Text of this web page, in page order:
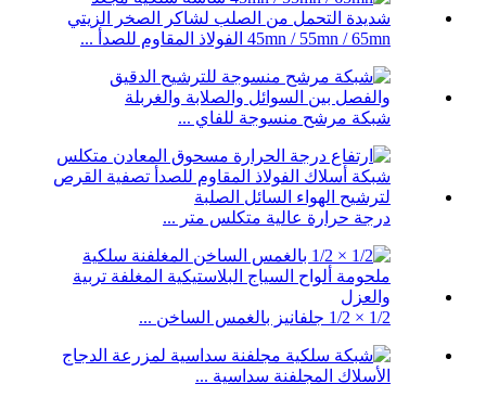
45mn / 55mn / 65mn الفولاذ المقاوم للصدأ ...
شبكة مرشح منسوجة للفاي ...
درجة حرارة عالية متكلس متر ...
1/2 × 1/2 جلفانيز بالغمس الساخن ...
الأسلاك المجلفنة سداسية ...